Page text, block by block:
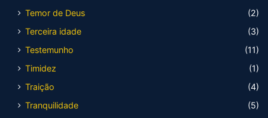
Temor de Deus
(2)
Terceira idade
(3)
Testemunho
(11)
Timidez
(1)
Traição
(4)
Tranquilidade
(5)